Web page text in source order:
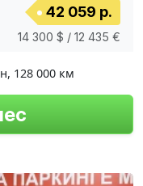
42 059 р.
14 300 $ / 12 435 €
, 128 000 км